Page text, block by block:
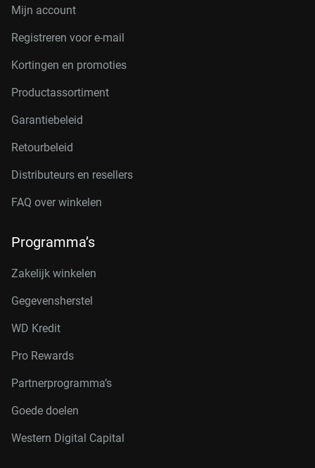
Mijn account
Registreren voor e-mail
Kortingen en promoties
Productassortiment
Garantiebeleid
Retourbeleid
Distributeurs en resellers
FAQ over winkelen
Programma’s
Zakelijk winkelen
Gegevensherstel
WD Kredit
Pro Rewards
Partnerprogramma’s
Goede doelen
Western Digital Capital